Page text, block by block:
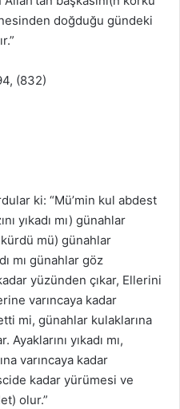
doğduğu gündeki
(832)
ki: “Mü’min kul abdest
yıkadı mı) günahlar
mü) günahlar
mı günahlar göz
yüzünden çıkar, Ellerini
varıncaya kadar
mi, günahlar kulaklarına
Ayaklarını yıkadı mı,
varıncaya kadar
kadar yürümesi ve
olur.”